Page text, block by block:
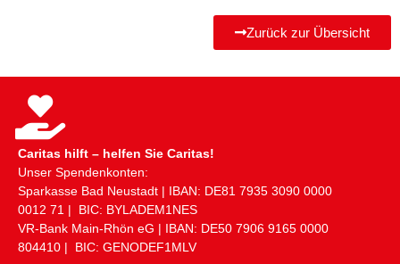
Zurück zur Übersicht
Caritas hilft – helfen Sie Caritas!
Unser Spendenkonten:
Sparkasse Bad Neustadt | IBAN: DE81 ​7935 ​3090 ​0000 ​
0012 ​71 | BIC: BYLADEM1NES
VR-Bank Main-Rhön eG | IBAN: DE50 ​7906 ​9165 ​0000 ​
804410 | BIC: GENODEF1MLV